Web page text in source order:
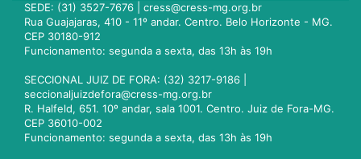
SEDE: (31) 3527-7676 | cress@cress-mg.org.br
Rua Guajajaras, 410 - 11º andar. Centro. Belo Horizonte - MG.
CEP 30180-912
Funcionamento: segunda a sexta, das 13h às 19h
SECCIONAL JUIZ DE FORA: (32) 3217-9186 |
seccionaljuizdefora@cress-mg.org.br
R. Halfeld, 651. 10º andar, sala 1001. Centro. Juiz de Fora-MG.
CEP 36010-002
Funcionamento: segunda a sexta, das 13h às 19h